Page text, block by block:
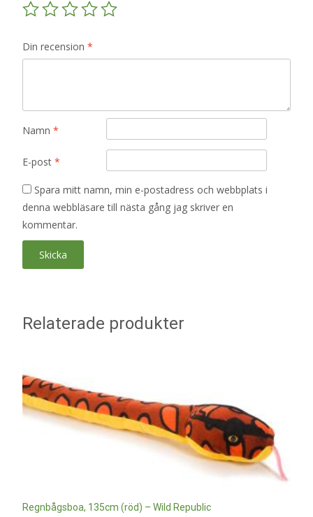
Din recension *
Namn *
E-post *
Spara mitt namn, min e-postadress och webbplats i
denna webbläsare till nästa gång jag skriver en
kommentar.
Relaterade produkter
Regnbågsboa, 135cm (röd) – Wild Republic